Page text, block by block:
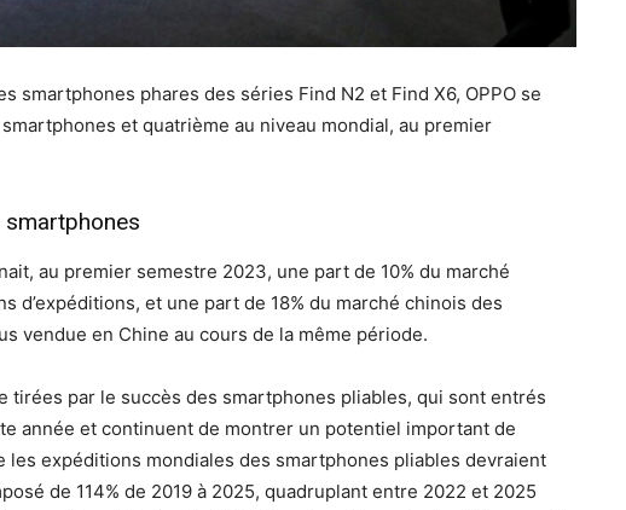
smartphones phares des séries Find N2 et Find X6, OPPO se
et quatrième au niveau mondial, au premier
au premier semestre 2023, une part de 10% du marché
d’expéditions, et une part de 18% du marché chinois des
vendue en Chine au cours de la même période.
tirées par le succès des smartphones pliables, qui sont entrés
année et continuent de montrer un potentiel important de
les expéditions mondiales des smartphones pliables devraient
de 114% de 2019 à 2025, quadruplant entre 2022 et 2025